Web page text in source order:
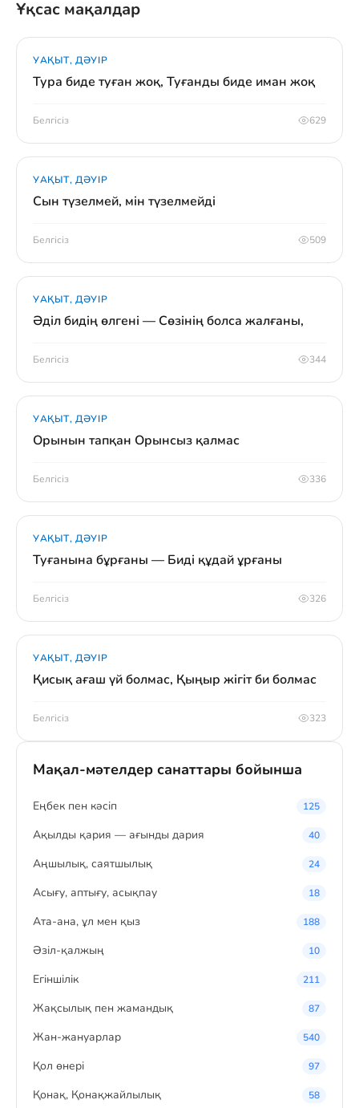
Ұқсас мақалдар
УАҚЫТ, ДӘУІР
Тура биде туған жоқ, Туғанды биде иман жоқ
Белгісіз 629
УАҚЫТ, ДӘУІР
Сын түзелмей, мін түзелмейді
Белгісіз 509
УАҚЫТ, ДӘУІР
Әділ бидің өлгені — Сөзінің болса жалғаны,
Белгісіз 344
УАҚЫТ, ДӘУІР
Орынын тапқан Орынсыз қалмас
Белгісіз 336
УАҚЫТ, ДӘУІР
Туғанына бұрғаны — Биді құдай ұрғаны
Белгісіз 326
УАҚЫТ, ДӘУІР
Қисық ағаш үй болмас, Қыңыр жігіт би болмас
Белгісіз 323
Мақал-мәтелдер санаттары бойынша
Eңбек пен кәсіп 125
Ақылды қария — ағынды дария 40
Аңшылық, саятшылық 24
Асығу, аптығу, асықпау 18
Ата-ана, ұл мен қыз 188
Әзіл-қалжың 10
Егіншілік 211
Жақсылық пен жамандық 87
Жан-жануарлар 540
Қол өнері 97
Қонақ, Қонақжайлылық 58